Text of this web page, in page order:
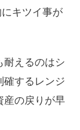
キツイ事が
耐えるのはシ
確するレンジ
産の戻りが早